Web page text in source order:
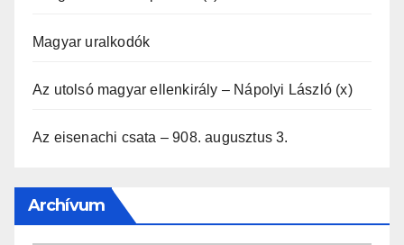
Magyar uralkodók
Az utolsó magyar ellenkirály – Nápolyi László (x)
Az eisenachi csata – 908. augusztus 3.
Archívum